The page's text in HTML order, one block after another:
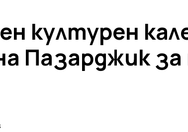
културен
Пазарджик